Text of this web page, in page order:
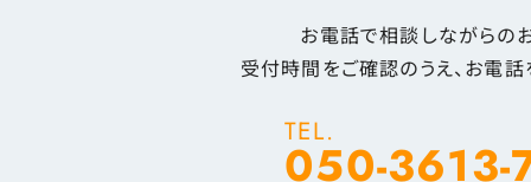
お電話で相談しながらの
受付時間をご確認のうえ、お電話
TEL.
050-3613-